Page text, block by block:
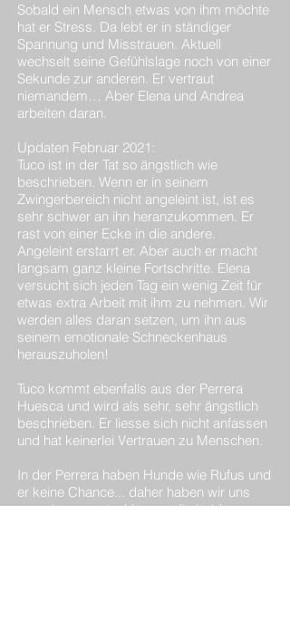
Sobald ein Mensch etwas von ihm möchte
hat er Stress. Da lebt er in ständiger
Spannung und Misstrauen. Aktuell
wechselt seine Gefühlslage noch von einer
Sekunde zur anderen. Er vertraut
niemandem… Aber Elena und Andrea
arbeiten daran.
Updaten Februar 2021:
Tuco ist in der Tat so ängstlich wie
beschrieben. Wenn er in seinem
Zwingerbereich nicht angeleint ist, ist es
sehr schwer an ihn heranzukommen. Er
rast von einer Ecke in die andere.
Angeleint erstarrt er. Aber auch er macht
langsam ganz kleine Fortschritte. Elena
versucht sich jeden Tag ein wenig Zeit für
etwas extra Arbeit mit ihm zu nehmen. Wir
werden alles daran setzen, um ihn aus
seinem emotionale Schneckenhaus
herauszuholen!
Tuco kommt ebenfalls aus der Perrera
Huesca und wird als sehr, sehr ängstlich
beschrieben. Er liesse sich nicht anfassen
und hat keinerlei Vertrauen zu Menschen.
In der Perrera haben Hunde wie Rufus und
er keine Chance... daher haben wir uns
gemeinsam entschlossen die beiden